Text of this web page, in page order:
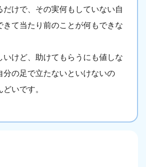
だけで、その実何もしていない自
きて当たり前のことが何もできな
いけど、助けてもらうにも値しな
分の足で立たないといけないの
いです。